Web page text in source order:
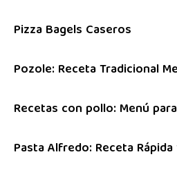
Pizza Bagels Caseros
Pozole: Receta Tradicional
Recetas con pollo: Menú
Pasta Alfredo: Receta